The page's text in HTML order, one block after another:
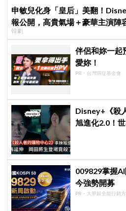
申敏兒化身「皇后」美翻！
報公開，高貴氣場＋豪華主演陣
韓劇
伴侶和妳一起
愛妳！
PR・台灣癌症基金會
Disney+《殺
旭進化2.0！
009829掌握
今強勢開募
PR・大華銀全能行銷